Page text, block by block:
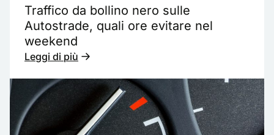
Traffico da bollino nero sulle
Autostrade, quali ore evitare nel
weekend
Leggi di più